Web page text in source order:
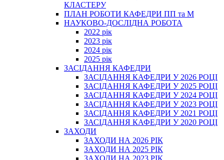
КЛАСТЕРУ
ПЛАН РОБОТИ КАФЕДРИ ПП та М
НАУКОВО-ДОСЛІДНА РОБОТА
2022 рік
2023 рік
2024 рік
2025 рік
ЗАСІДАННЯ КАФЕДРИ
ЗАСІДАННЯ КАФЕДРИ У 2026 РОЦІ
ЗАСІДАННЯ КАФЕДРИ У 2025 РОЦІ
ЗАСІДАННЯ КАФЕДРИ У 2024 РОЦІ
ЗАСІДАННЯ КАФЕДРИ У 2023 РОЦІ
ЗАСІДАННЯ КАФЕДРИ У 2021 РОЦІ
ЗАСІДАННЯ КАФЕДРИ У 2020 РОЦІ
ЗАХОДИ
ЗАХОДИ НА 2026 РІК
ЗАХОДИ НА 2025 РІК
ЗАХОДИ НА 2023 РІК